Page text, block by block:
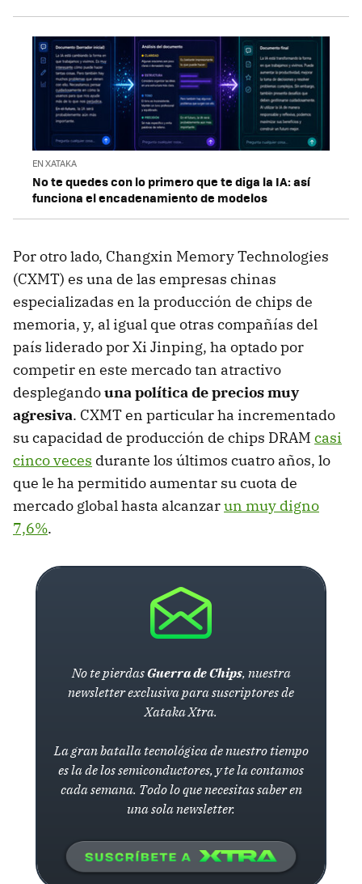
EN XATAKA
No te quedes con lo primero que te diga la IA: así
funciona el encadenamiento de modelos
Por otro lado, Changxin Memory Technologies
(CXMT) es una de las empresas chinas
especializadas en la producción de chips de
memoria, y, al igual que otras compañías del
país liderado por Xi Jinping, ha optado por
competir en este mercado tan atractivo
desplegandouna política de precios muy
agresiva. CXMT en particular ha incrementado
su capacidad de producción de chips DRAM casi
cinco veces durante los últimos cuatro años, lo
que le ha permitido aumentar su cuota de
mercado global hasta alcanzarun muy digno
7,6%.
No te pierdasGuerra de Chips, nuestra
newsletter exclusiva para suscriptores de
Xataka Xtra.
La gran batalla tecnológica de nuestro tiempo
es la de los semiconductores, y te la contamos
cada semana. Todo lo que necesitas saber en
una sola newsletter.